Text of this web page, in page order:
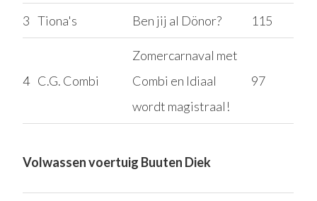
3 Tiona's Ben jij al Dönor? 115
4 C.G. Combi
Zomercarnaval met
Combi en Idiaal
wordt magistraal!
97
Volwassen voertuig Buuten Diek